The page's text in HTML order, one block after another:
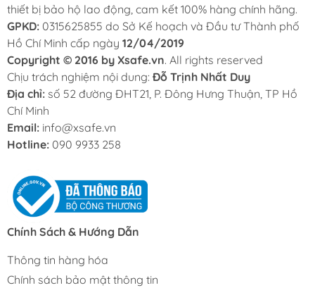
thiết bị bảo hộ lao động, cam kết 100% hàng chính hãng.
GPKD: 0315625855 do Sở Kế hoạch và Đầu tư Thành phố
Hồ Chí Minh cấp ngày 12/04/2019
Copyright © 2016 by Xsafe.vn. All rights reserved
Chịu trách nghiệm nội dung: Đỗ Trịnh Nhất Duy
Địa chỉ: số 52 đường ĐHT21, P. Đông Hưng Thuận, TP Hồ
Chí Minh
Email: info@xsafe.vn
Hotline: 090 9933 258
Chính Sách & Hướng Dẫn
Thông tin hàng hóa
Chính sách bảo mật thông tin